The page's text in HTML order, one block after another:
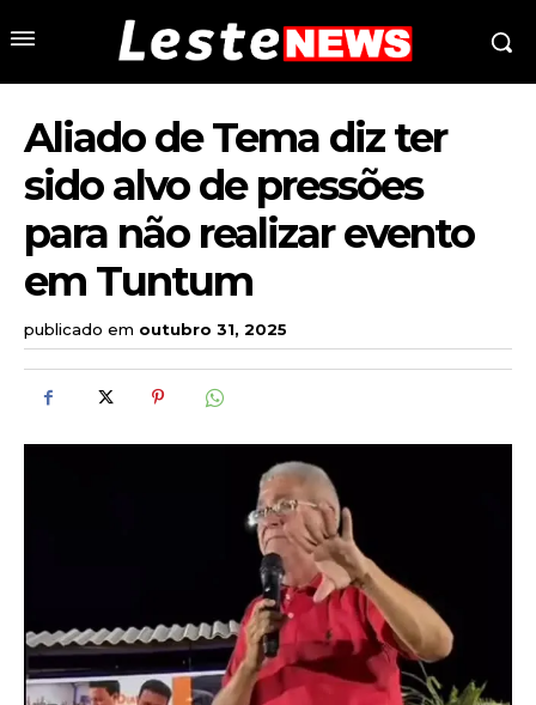
Aliado de Tema diz ter
sido alvo de pressões
para não realizar evento
em Tuntum
publicado em outubro 31, 2025